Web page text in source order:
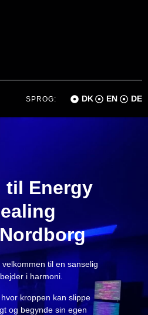
SPROG: DK EN DE
til Energy
til en sanselig
i harmoni.
kroppen kan slippe
og begynde sin egen